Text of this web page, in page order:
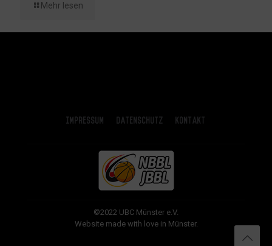
Mehr lesen
Impressum Datenschutz Kontakt
©2022 UBC Münster e.V.
Website made with love in Münster.